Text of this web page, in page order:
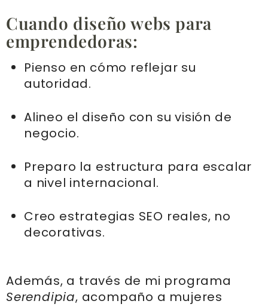
Cuando diseño webs para
emprendedoras:
Pienso en cómo reflejar su
autoridad.
Alineo el diseño con su visión de
negocio.
Preparo la estructura para escalar
a nivel internacional.
Creo estrategias SEO reales, no
decorativas.
Además, a través de mi programa
Serendipia, acompaño a mujeres